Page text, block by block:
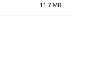
11.7 MB